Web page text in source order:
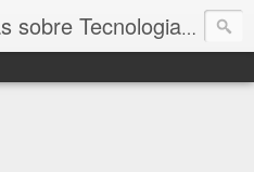
PAPOFÁCIL conversas sobre Tecnologiacom a